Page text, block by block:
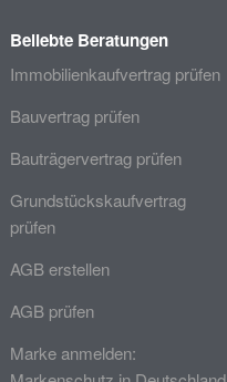
Beliebte Beratungen
Immobilienkaufvertrag prüfen
Bauvertrag prüfen
Bauträgervertrag prüfen
Grundstückskaufvertrag
prüfen
AGB erstellen
AGB prüfen
Marke anmelden: